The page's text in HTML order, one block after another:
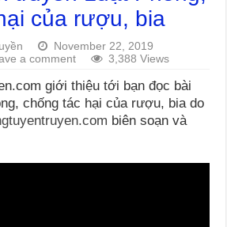
của rượu, bia
November 22, 2019
a comment 3,388 Views
giới thiệu tới bạn đọc bài
chống tác hại của rượu, bia do
biên soạn và